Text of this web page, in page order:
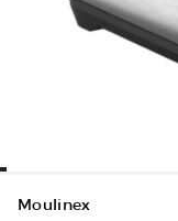
Moulinex